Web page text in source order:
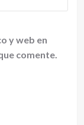
y web en
comente.